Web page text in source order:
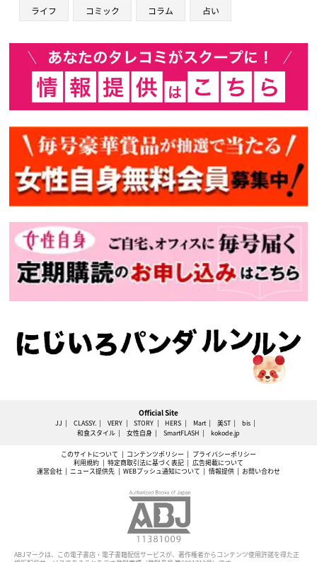
ライフ コミック コラム 占い
Official Site
JJ CLASSY. VERY STORY HERS Mart 美ST
bis
和食スタイル
女性自身 SmartFLASH kokode.jp
このサイトについて コンテンツポリシー
プライバシーポリシー
利用規約
特定商取引法に基づく表記
広告掲載について
運営会社
ニュース提供先 WEBプッシュ通知について 情報提供 お問い合わせ
ABJマークは、この電子書店・電子書籍配信サービスが、著作権者からコンテンツ使用許諾を得た正